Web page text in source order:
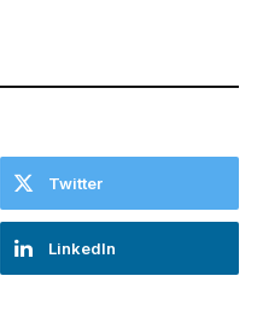
Twitter
LinkedIn